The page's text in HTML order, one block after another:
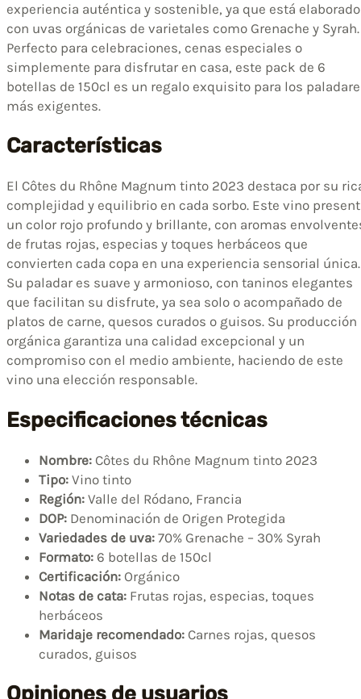
experiencia auténtica y sostenible, ya que está elaborado
con uvas orgánicas de varietales como Grenache y Syrah.
Perfecto para celebraciones, cenas especiales o
simplemente para disfrutar en casa, este pack de 6
botellas de 150cl es un regalo exquisito para los
más exigentes.
Características
El Côtes du Rhône Magnum tinto 2023 destaca por su
complejidad y equilibrio en cada sorbo. Este vino
un color rojo profundo y brillante, con aromas
de frutas rojas, especias y toques herbáceos que
convierten cada copa en una experiencia sensorial única.
Su paladar es suave y armonioso, con taninos elegantes
que facilitan su disfrute, ya sea solo o acompañado de
platos de carne, quesos curados o guisos. Su producción
orgánica garantiza una calidad excepcional y un
compromiso con el medio ambiente, haciendo de este
vino una elección responsable.
Especificaciones técnicas
Nombre: Côtes du Rhône Magnum tinto 2023
Tipo: Vino tinto
Región: Valle del Ródano, Francia
DOP: Denominación de Origen Protegida
Variedades de uva: 70% Grenache – 30% Syrah
Formato: 6 botellas de 150cl
Certificación: Orgánico
Notas de cata: Frutas rojas, especias, toques
herbáceos
Maridaje recomendado: Carnes rojas, quesos
curados, guisos
Opiniones de usuarios